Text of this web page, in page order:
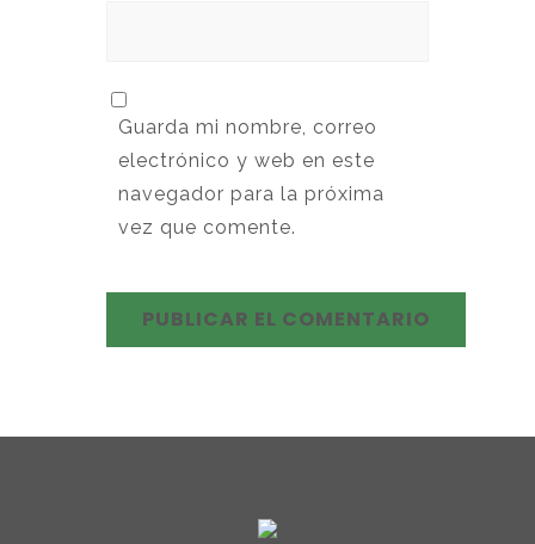
Guarda mi nombre, correo
electrónico y web en este
navegador para la próxima
vez que comente.